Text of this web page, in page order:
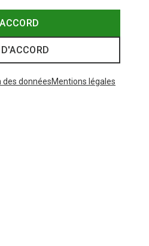
des donnéesMentions légales